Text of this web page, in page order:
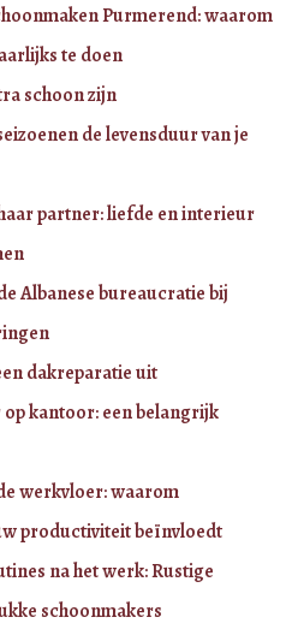
Purmerend: waarom
te doen
schoon zijn
de levensduur van je
partner: liefde en interieur
Albanese bureaucratie bij
dakreparatie uit
op kantoor: een belangrijk
werkvloer: waarom
productiviteit beïnvloedt
na het werk: Rustige
schoonmakers